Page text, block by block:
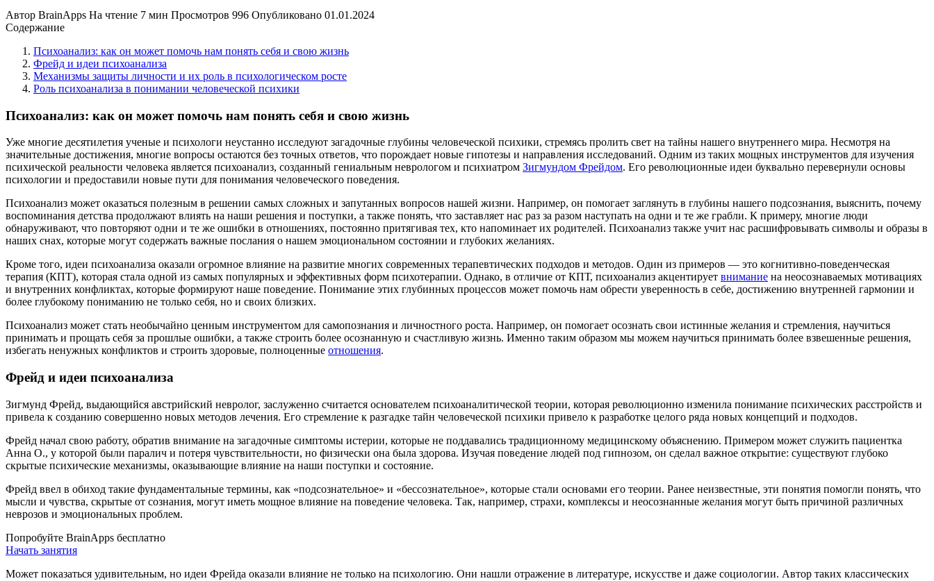
Автор BrainApps На чтение 7 мин Просмотров 996 Опубликовано 01.01.2024
Содержание
Психоанализ: как он может помочь нам понять себя и свою жизнь
Фрейд и идеи психоанализа
Механизмы защиты личности и их роль в психологическом росте
Роль психоанализа в понимании человеческой психики
Психоанализ: как он может помочь нам понять себя и свою жизнь
Уже многие десятилетия ученые и психологи неустанно исследуют загадочные глубины человеческой психики, стремясь пролить свет на тайны нашего внутреннего мира. Несмотря на
значительные достижения, многие вопросы остаются без точных ответов, что порождает новые гипотезы и направления исследований. Одним из таких мощных инструментов для изучения
психической реальности человека является психоанализ, созданный гениальным неврологом и психиатром Зигмундом Фрейдом. Его революционные идеи буквально перевернули основы
психологии и предоставили новые пути для понимания человеческого поведения.
Психоанализ может оказаться полезным в решении самых сложных и запутанных вопросов нашей жизни. Например, он помогает заглянуть в глубины нашего подсознания, выяснить, почему
воспоминания детства продолжают влиять на наши решения и поступки, а также понять, что заставляет нас раз за разом наступать на одни и те же грабли. К примеру, многие люди
обнаруживают, что повторяют одни и те же ошибки в отношениях, постоянно притягивая тех, кто напоминает их родителей. Психоанализ также учит нас расшифровывать символы и образы в
наших снах, которые могут содержать важные послания о нашем эмоциональном состоянии и глубоких желаниях.
Кроме того, идеи психоанализа оказали огромное влияние на развитие многих современных терапевтических подходов и методов. Один из примеров — это когнитивно-поведенческая
терапия (КПТ), которая стала одной из самых популярных и эффективных форм психотерапии. Однако, в отличие от КПТ, психоанализ акцентирует внимание на неосознаваемых мотивациях
и внутренних конфликтах, которые формируют наше поведение. Понимание этих глубинных процессов может помочь нам обрести уверенность в себе, достижению внутренней гармонии и
более глубокому пониманию не только себя, но и своих близких.
Психоанализ может стать необычайно ценным инструментом для самопознания и личностного роста. Например, он помогает осознать свои истинные желания и стремления, научиться
принимать и прощать себя за прошлые ошибки, а также строить более осознанную и счастливую жизнь. Именно таким образом мы можем научиться принимать более взвешенные решения,
избегать ненужных конфликтов и строить здоровые, полноценные отношения.
Фрейд и идеи психоанализа
Зигмунд Фрейд, выдающийся австрийский невролог, заслуженно считается основателем психоаналитической теории, которая революционно изменила понимание психических расстройств и
привела к созданию совершенно новых методов лечения. Его стремление к разгадке тайн человеческой психики привело к разработке целого ряда новых концепций и подходов.
Фрейд начал свою работу, обратив внимание на загадочные симптомы истерии, которые не поддавались традиционному медицинскому объяснению. Примером может служить пациентка
Анна О., у которой были паралич и потеря чувствительности, но физически она была здорова. Изучая поведение людей под гипнозом, он сделал важное открытие: существуют глубоко
скрытые психические механизмы, оказывающие влияние на наши поступки и состояние.
Фрейд ввел в обиход такие фундаментальные термины, как «подсознательное» и «бессознательное», которые стали основами его теории. Ранее неизвестные, эти понятия помогли понять, что
мысли и чувства, скрытые от сознания, могут иметь мощное влияние на поведение человека. Так, например, страхи, комплексы и неосознанные желания могут быть причиной различных
неврозов и эмоциональных проблем.
Попробуйте BrainApps бесплатно
Начать занятия
Может показаться удивительным, но идеи Фрейда оказали влияние не только на психологию. Они нашли отражение в литературе, искусстве и даже социологии. Автор таких классических